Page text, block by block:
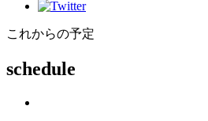
これからの予定
schedule